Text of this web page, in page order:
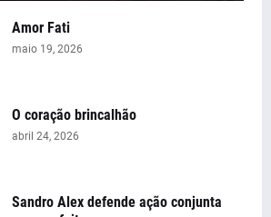
Amor Fati
maio 19, 2026
O coração brincalhão
abril 24, 2026
Sandro Alex defende ação conjunta